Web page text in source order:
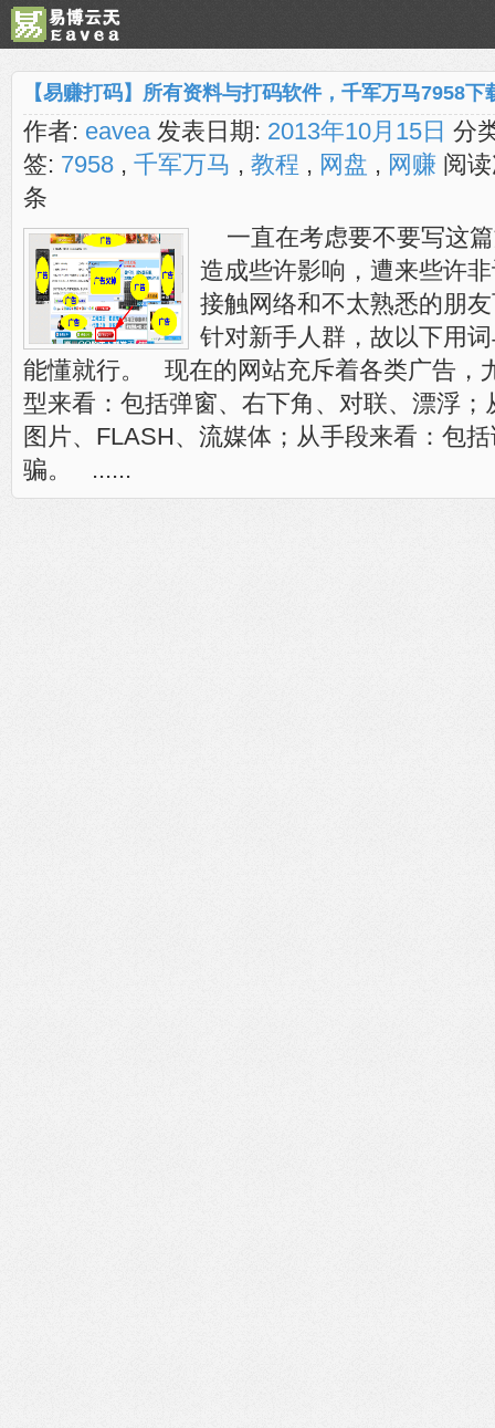
【易赚打码】所有资料与打码软件，千军万马7958下
作者: eavea发表日期: 2013年10月15日 分
签: 7958 , 千军万马 , 教程 , 网盘 , 网赚 阅
条
一直在考虑要不要写这
造成些许影响，遭来些许
接触网络和不太熟悉的朋
针对新手人群，故以下用
能懂就行。 现在的网站充斥着各类广告，
型来看：包括弹窗、右下角、对联、漂浮
图片、FLASH、流媒体；从手段来看：包
骗。 ......